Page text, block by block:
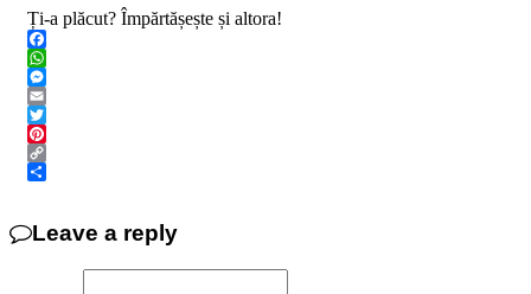
Ți-a plăcut? Împărtășește și altora!
Facebook
WhatsApp
Messenger
Email
Twitter
Pinterest
Copy
Leave a reply